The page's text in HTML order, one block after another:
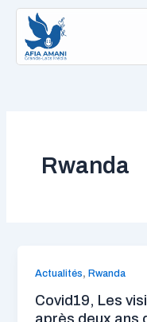
Aller
contenu
Rwanda
Actualités,Rwanda
Covid19, Les
après deux ans